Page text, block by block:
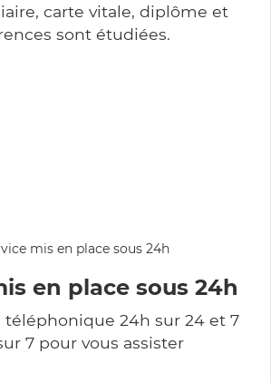
carte vitale, diplôme et
sont étudiées.
en place sous 24h
téléphonique 24h sur 24 et 7
7 pour vous assister